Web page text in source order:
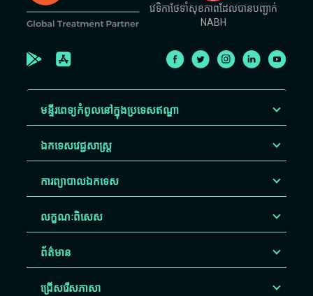
វេទិកាថែទាំសុខភាពដែលបានបញ្ជាក់
NABH
មន្ទីរពេទ្យកំពូលនៅក្នុងប្រទេសឥណ្ឌា
ឯកទេសវេជ្ជសាស្ត្រ
ការព្យាបាលឯកទេស
លក្ខណៈពិសេស
ព័ត៌មាន
ជ្រើសរើស​ភាសា